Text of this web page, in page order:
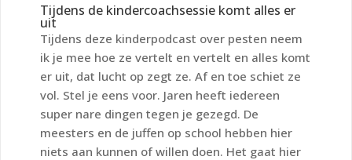
Tijdens de kindercoachsessie komt alles er
uit
Tijdens deze kinderpodcast over pesten neem
ik je mee hoe ze vertelt en vertelt en alles komt
er uit, dat lucht op zegt ze. Af en toe schiet ze
vol. Stel je eens voor. Jaren heeft iedereen
super nare dingen tegen je gezegd. De
meesters en de juffen op school hebben hier
niets aan kunnen of willen doen. Het gaat hier